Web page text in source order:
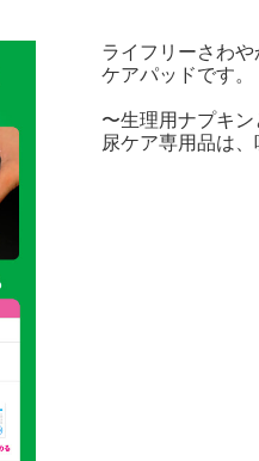
ライフリーさわ
ケアパッドです。
〜生理用ナプキ
尿ケア専用品は